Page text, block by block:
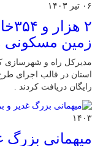
۰۶ تیر ۱۴۰۳
۲
زمین مسکونی
استان در قالب اجرای
رایگان دریافت کردند .
۱۴۰۳